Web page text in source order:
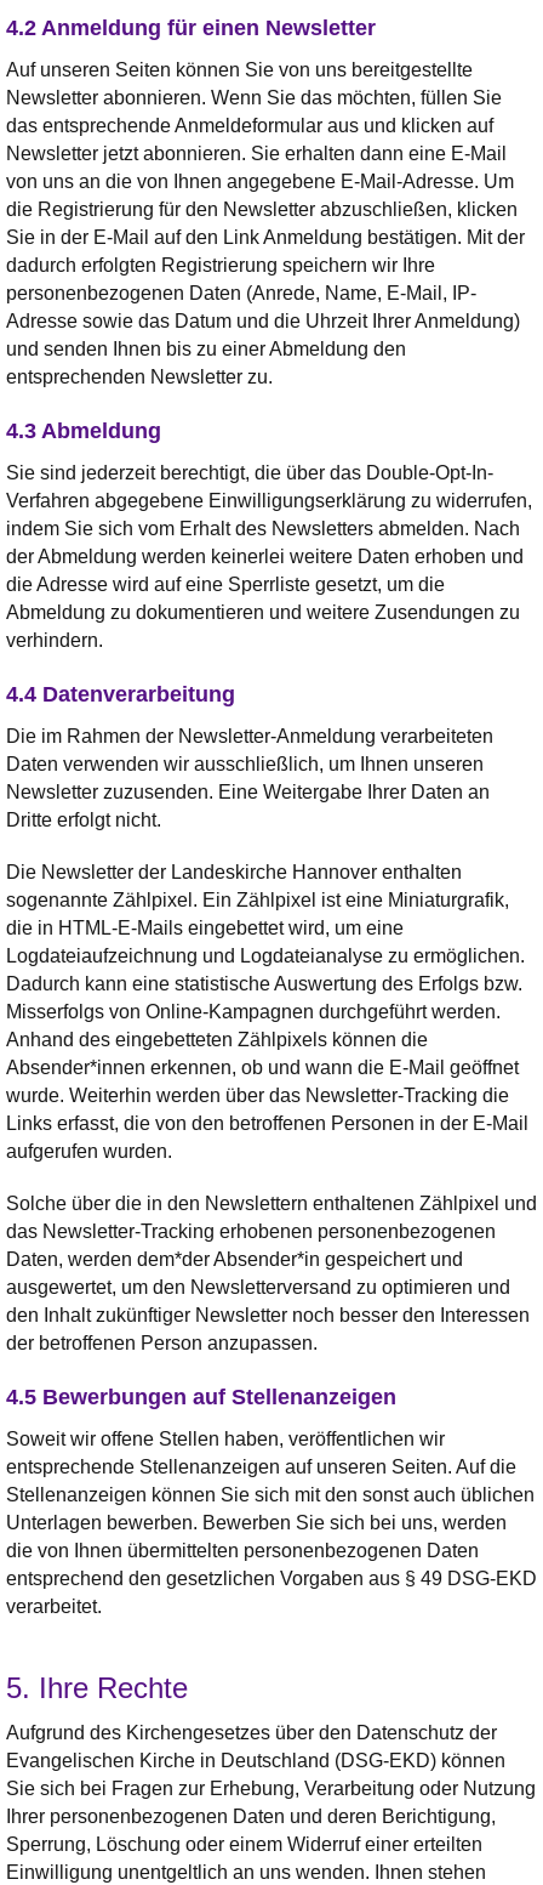
4.2 Anmeldung für einen Newsletter
Auf unseren Seiten können Sie von uns bereitgestellte
Newsletter abonnieren. Wenn Sie das möchten, füllen Sie
das entsprechende Anmeldeformular aus und klicken auf
Newsletter jetzt abonnieren. Sie erhalten dann eine E-Mail
von uns an die von Ihnen angegebene E-Mail-Adresse. Um
die Registrierung für den Newsletter abzuschließen, klicken
Sie in der E-Mail auf den Link Anmeldung bestätigen. Mit der
dadurch erfolgten Registrierung speichern wir Ihre
personenbezogenen Daten (Anrede, Name, E-Mail, IP-
Adresse sowie das Datum und die Uhrzeit Ihrer Anmeldung)
und senden Ihnen bis zu einer Abmeldung den
entsprechenden Newsletter zu.
4.3 Abmeldung
Sie sind jederzeit berechtigt, die über das Double-Opt-In-
Verfahren abgegebene Einwilligungserklärung zu widerrufen,
indem Sie sich vom Erhalt des Newsletters abmelden. Nach
der Abmeldung werden keinerlei weitere Daten erhoben und
die Adresse wird auf eine Sperrliste gesetzt, um die
Abmeldung zu dokumentieren und weitere Zusendungen zu
verhindern.
4.4 Datenverarbeitung
Die im Rahmen der Newsletter-Anmeldung verarbeiteten
Daten verwenden wir ausschließlich, um Ihnen unseren
Newsletter zuzusenden. Eine Weitergabe Ihrer Daten an
Dritte erfolgt nicht.
Die Newsletter der Landeskirche Hannover enthalten
sogenannte Zählpixel. Ein Zählpixel ist eine Miniaturgrafik,
die in HTML-E-Mails eingebettet wird, um eine
Logdateiaufzeichnung und Logdateianalyse zu ermöglichen.
Dadurch kann eine statistische Auswertung des Erfolgs bzw.
Misserfolgs von Online-Kampagnen durchgeführt werden.
Anhand des eingebetteten Zählpixels können die
Absender*innen erkennen, ob und wann die E-Mail geöffnet
wurde. Weiterhin werden über das Newsletter-Tracking die
Links erfasst, die von den betroffenen Personen in der E-Mail
aufgerufen wurden.
Solche über die in den Newslettern enthaltenen Zählpixel und
das Newsletter-Tracking erhobenen personenbezogenen
Daten, werden dem*der Absender*in gespeichert und
ausgewertet, um den Newsletterversand zu optimieren und
den Inhalt zukünftiger Newsletter noch besser den Interessen
der betroffenen Person anzupassen.
4.5 Bewerbungen auf Stellenanzeigen
Soweit wir offene Stellen haben, veröffentlichen wir
entsprechende Stellenanzeigen auf unseren Seiten. Auf die
Stellenanzeigen können Sie sich mit den sonst auch üblichen
Unterlagen bewerben. Bewerben Sie sich bei uns, werden
die von Ihnen übermittelten personenbezogenen Daten
entsprechend den gesetzlichen Vorgaben aus § 49 DSG-EKD
verarbeitet.
5. Ihre Rechte
Aufgrund des Kirchengesetzes über den Datenschutz der
Evangelischen Kirche in Deutschland (DSG-EKD) können
Sie sich bei Fragen zur Erhebung, Verarbeitung oder Nutzung
Ihrer personenbezogenen Daten und deren Berichtigung,
Sperrung, Löschung oder einem Widerruf einer erteilten
Einwilligung unentgeltlich an uns wenden. Ihnen stehen